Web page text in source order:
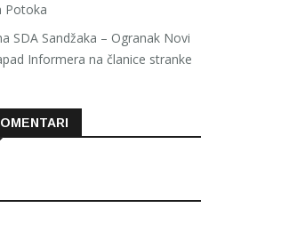
Potoka
SDA Sandžaka – Ogranak Novi
Informera na članice stranke